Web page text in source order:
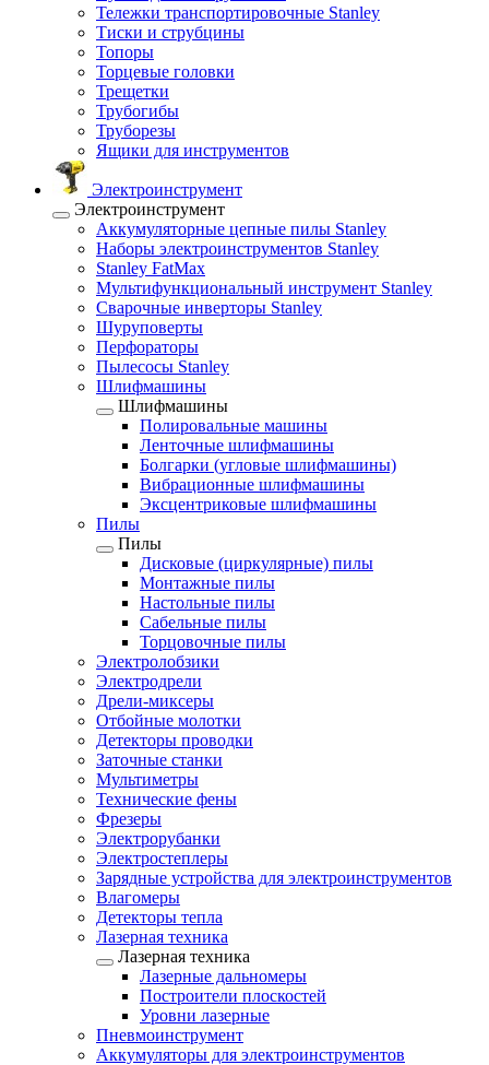
Тележки транспортировочные Stanley
Тиски и струбцины
Топоры
Торцевые головки
Трещетки
Трубогибы
Труборезы
Ящики для инструментов
Электроинструмент
Электроинструмент
Аккумуляторные цепные пилы Stanley
Наборы электроинструментов Stanley
Stanley FatMax
Мультифункциональный инструмент Stanley
Сварочные инверторы Stanley
Шуруповерты
Перфораторы
Пылесосы Stanley
Шлифмашины
Шлифмашины
Полировальные машины
Ленточные шлифмашины
Болгарки (угловые шлифмашины)
Вибрационные шлифмашины
Эксцентриковые шлифмашины
Пилы
Пилы
Дисковые (циркулярные) пилы
Монтажные пилы
Настольные пилы
Сабельные пилы
Торцовочные пилы
Электролобзики
Электродрели
Дрели-миксеры
Отбойные молотки
Детекторы проводки
Заточные станки
Мультиметры
Технические фены
Фрезеры
Электрорубанки
Электростеплеры
Зарядные устройства для электроинструментов
Влагомеры
Детекторы тепла
Лазерная техника
Лазерная техника
Лазерные дальномеры
Построители плоскостей
Уровни лазерные
Пневмоинструмент
Аккумуляторы для электроинструментов